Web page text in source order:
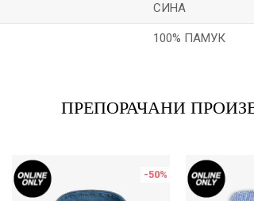
СИНА
100% ПАМУК
ПРЕПОРАЧАНИ
-50%